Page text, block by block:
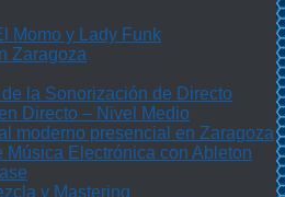
Momo y Lady Funk
Zaragoza
la Sonorización de Directo
Directo – Nivel Medio
moderno presencial en Zaragoza
Música Electrónica con Ableton
y Mastering